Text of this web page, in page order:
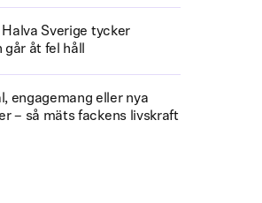
Halva Sverige tycker
åt fel håll
engagemang eller nya
– så mäts fackens livskraft